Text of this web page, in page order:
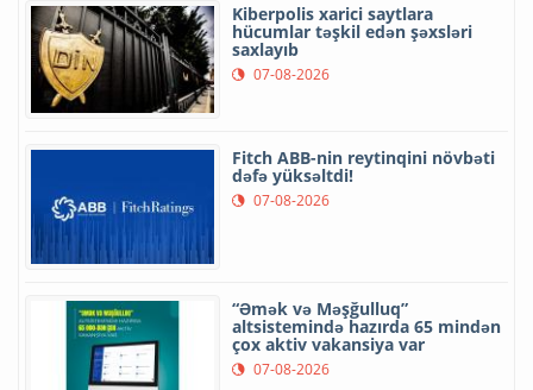
Kiberpolis xarici saytlara
hücumlar təşkil edən şəxsləri
saxlayıb
07-08-2026
Fitch ABB-nin reytinqini növbəti
dəfə yüksəltdi!
07-08-2026
“Əmək və Məşğulluq”
altsistemində hazırda 65 mindən
çox aktiv vakansiya var
07-08-2026